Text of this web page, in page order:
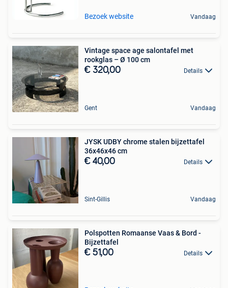
Bezoek website Vandaag
Vintage space age salontafel met
rookglas – Ø 100 cm
€ 320,00 Details
Gent Vandaag
JYSK UDBY chrome stalen bijzettafel
36x46x46 cm
€ 40,00 Details
Sint-Gillis Vandaag
Polspotten Romaanse Vaas & Bord -
Bijzettafel
€ 51,00 Details